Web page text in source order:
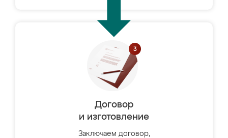
Договор
и изготовление
Заключаем договор,